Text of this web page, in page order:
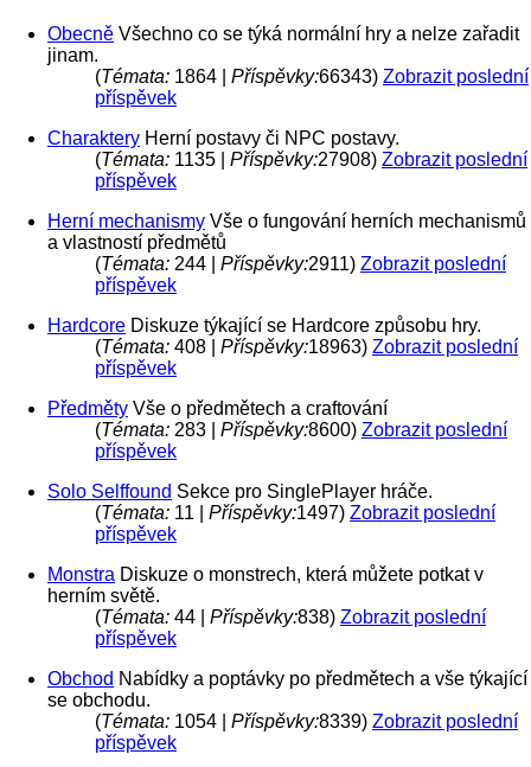
Obecně Všechno co se týká normální hry a nelze zařadit
jinam.
(Témata: 1864 | Příspěvky:66343) Zobrazit poslední
příspěvek
Charaktery Herní postavy či NPC postavy.
(Témata: 1135 | Příspěvky:27908) Zobrazit poslední
příspěvek
Herní mechanismy Vše o fungování herních mechanismů
a vlastností předmětů
(Témata: 244 | Příspěvky:2911) Zobrazit poslední
příspěvek
Hardcore Diskuze týkající se Hardcore způsobu hry.
(Témata: 408 | Příspěvky:18963) Zobrazit poslední
příspěvek
Předměty Vše o předmětech a craftování
(Témata: 283 | Příspěvky:8600) Zobrazit poslední
příspěvek
Solo Selffound Sekce pro SinglePlayer hráče.
(Témata: 11 | Příspěvky:1497) Zobrazit poslední
příspěvek
Monstra Diskuze o monstrech, která můžete potkat v
herním světě.
(Témata: 44 | Příspěvky:838) Zobrazit poslední
příspěvek
Obchod Nabídky a poptávky po předmětech a vše týkající
se obchodu.
(Témata: 1054 | Příspěvky:8339) Zobrazit poslední
příspěvek